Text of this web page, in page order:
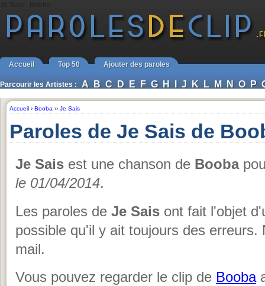
Accueil Top 50 Ajouter des paroles
Parcourir les Artistes : A B C D E F G H I J K L M N O P
Accueil › Booba ›› Je Sais
Paroles de Je Sais de
Je Sais est une chanson de Booba
le 01/04/2014.
Les paroles de Je Sais ont fait l'objet
possible qu'il y ait toujours des
mail.
Vous pouvez regarder le clip de Booba